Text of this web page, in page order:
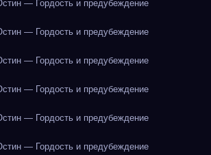
— Гордость и предубеждение
— Гордость и предубеждение
— Гордость и предубеждение
— Гордость и предубеждение
— Гордость и предубеждение
— Гордость и предубеждение